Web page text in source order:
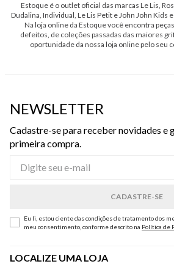
Estoque é o outlet oficial das marcas Le Lis,
Dudalina, Individual, Le Lis Petit e John John Kids
Na loja online da Estoque você encontra
defeitos, de coleções passadas das maiores
oportunidade da nossa loja online pelo seu
NEWSLETTER
Cadastre-se para receber novidades e
primeira compra.
Eu li, estou ciente das condições de tratamento dos
meu consentimento, conforme descrito na Política de
LOCALIZE UMA LOJA